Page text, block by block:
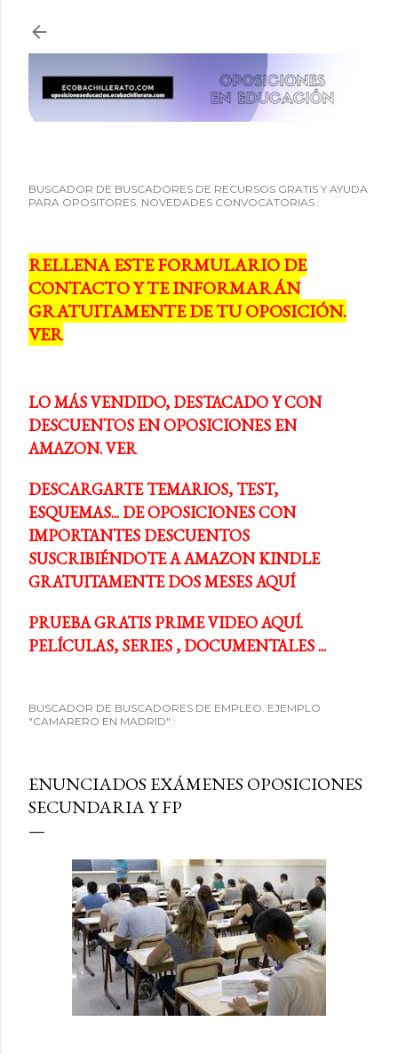
BUSCADOR DE BUSCADORES DE RECURSOS GRATIS Y AYUDA
PARA OPOSITORES. NOVEDADES CONVOCATORIAS :
RELLENA ESTE FORMULARIO DE
CONTACTO Y TE INFORMARÁN
GRATUITAMENTE DE TU OPOSICIÓN.
VER
LO MÁS VENDIDO, DESTACADO Y CON
DESCUENTOS EN OPOSICIONES EN
AMAZON. VER
DESCARGARTE TEMARIOS, TEST,
ESQUEMAS... DE OPOSICIONES CON
IMPORTANTES DESCUENTOS
SUSCRIBIÉNDOTE A AMAZON KINDLE
GRATUITAMENTE DOS MESES AQUÍ
PRUEBA GRATIS PRIME VIDEO AQUÍ.
PELÍCULAS, SERIES , DOCUMENTALES ...
BUSCADOR DE BUSCADORES DE EMPLEO. EJEMPLO
"CAMARERO EN MADRID" :
ENUNCIADOS EXÁMENES OPOSICIONES
SECUNDARIA Y FP